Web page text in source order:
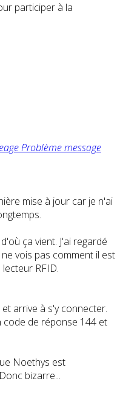
participer à la
Problème message
mise à jour car je n'ai
ça vient. J'ai regardé
vois pas comment il est
RFID.
arrive à s'y connecter.
code de réponse 144 et
Noethys est
bizarre...